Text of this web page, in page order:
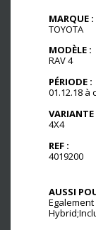
MARQUE :
TOYOTA
MODÈLE :
RAV 4
PÉRIODE :
01.12.18 à
VARIANTE
4X4
REF :
4019200
AUSSI